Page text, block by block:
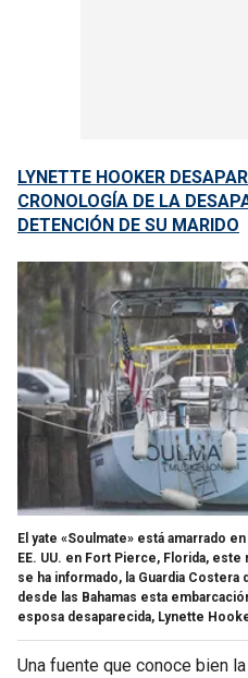
LYNETTE HOOKER
CRONOLOGÍA DE LA
DETENCIÓN DE SU MARIDO
El yate «Soulmate» está amarrado
EE. UU. en Fort Pierce, Florida,
se ha informado, la Guardia Costera
desde las Bahamas esta
esposa desaparecida, Lynette
Una fuente que conoce bien